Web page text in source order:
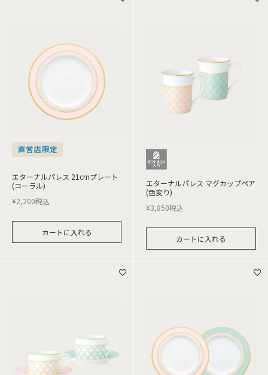
直営店限定
エターナルパレス 21cmプレート
(コーラル)
¥2,200税込
カートに入れる
エターナルパレス マグカップペア
(色変り)
¥3,850税込
カートに入れる